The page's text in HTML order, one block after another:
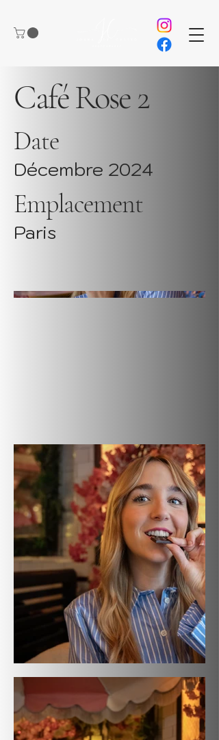
Café Rose 2
Date
Décembre 2024
Emplacement
Paris